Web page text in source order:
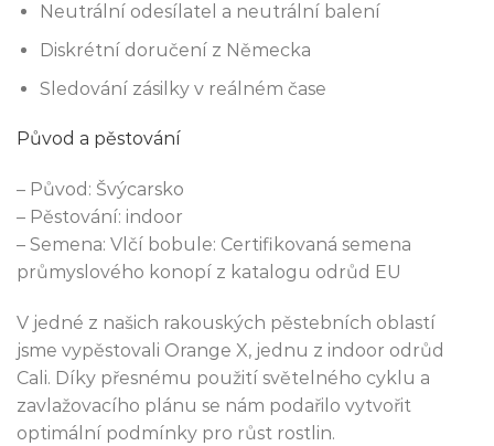
Neutrální odesílatel a neutrální balení
Diskrétní doručení z Německa
Sledování zásilky v reálném čase
Původ a pěstování
– Původ: Švýcarsko
– Pěstování: indoor
– Semena: Vlčí bobule: Certifikovaná semena
průmyslového konopí z katalogu odrůd EU
V jedné z našich rakouských pěstebních oblastí
jsme vypěstovali Orange X, jednu z indoor odrůd
Cali. Díky přesnému použití světelného cyklu a
zavlažovacího plánu se nám podařilo vytvořit
optimální podmínky pro růst rostlin.